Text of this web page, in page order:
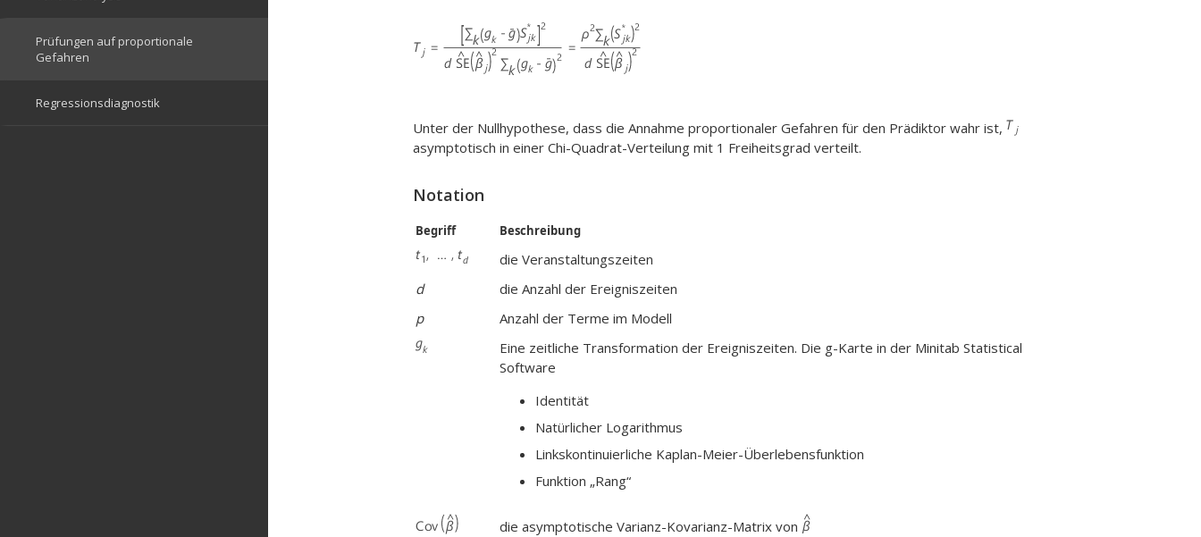
Unter der Nullhypothese, dass die Annahme proportionaler Gefahren für den Prädiktor wahr ist,
asymptotisch in einer Chi-Quadrat-Verteilung mit 1 Freiheitsgrad verteilt.
Notation
Begriff Beschreibung
die Veranstaltungszeiten
d
die Anzahl der Ereigniszeiten
p
Anzahl der Terme im Modell
Eine zeitliche Transformation der Ereigniszeiten. Die g-Karte in der Minitab Statistical
Software
Identität
Natürlicher Logarithmus
Linkskontinuierliche Kaplan-Meier-Überlebensfunktion
Funktion „Rang“
die asymptotische Varianz-Kovarianz-Matrix von